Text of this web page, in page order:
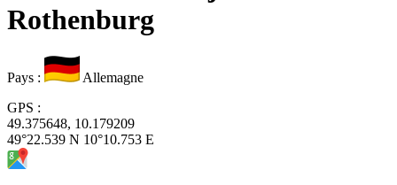
Rothenburg
Pays :
Allemagne
GPS :
49.375648, 10.179209
49°22.539 N 10°10.753 E